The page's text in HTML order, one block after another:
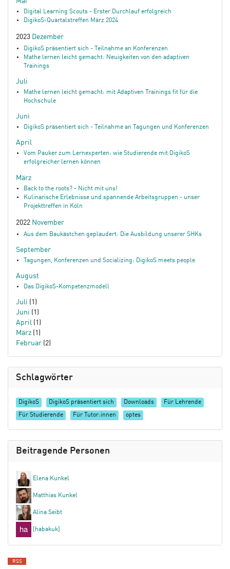
Digital Learning Scouts - Erster Durchlauf erfolgreich
DigikoS-Quartalstreffen März 2024
2023 Dezember
DigikoS präsentiert sich - Teilnahme an Konferenzen
Mathe lernen leicht gemacht: Neuigkeiten von den adaptiven
Trainings
Juli
Mathe lernen leicht gemacht: mit Adaptiven Trainings fit für die
Hochschule
Juni
DigikoS präsentiert sich - Teilnahme an Tagungen und Konferenzen
April
Vom Pauker zum Lernexperten: wie Studierende mit DigikoS
erfolgreicher lernen können
März
Back to the roots? - Nicht mit uns!
Kulinarische Erlebnisse und spannende Arbeitsgruppen - unser
Projekttreffen in Köln
2022 November
Aus dem Baukästchen geplaudert: Die Ausbildung unserer SHKs
September
Tagungen, Konferenzen und Socializing: DigikoS meets people
August
Das DigikoS-Kompetenzmodell
Juli (1)
Juni (1)
April (1)
März (1)
Februar (2)
Schlagwörter
DigikoS DigikoS präsentiert sich Downloads Für Lehrende
Für Studierende Für Tutor:innen optes
Beitragende Personen
Elena Kunkel
Matthias Kunkel
Alina Seibt
[habakuk]
RSS